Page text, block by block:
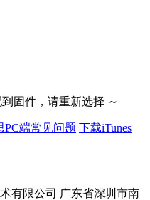
固件，请重新选择 ～
PC端常见问题 下载iTunes
有限公司 广东省深圳市南